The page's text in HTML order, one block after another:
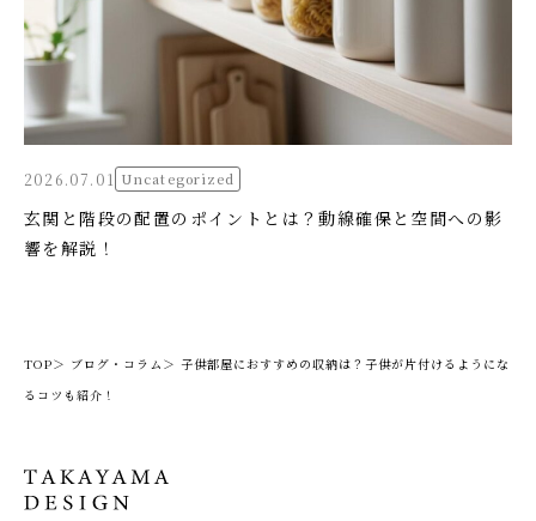
2026.07.01 Uncategorized
玄関と階段の配置のポイントとは？動線確保と空間への影
響を解説！
TOP＞ ブログ・コラム＞ 子供部屋におすすめの収納は？子供が片付けるようにな
るコツも紹介！